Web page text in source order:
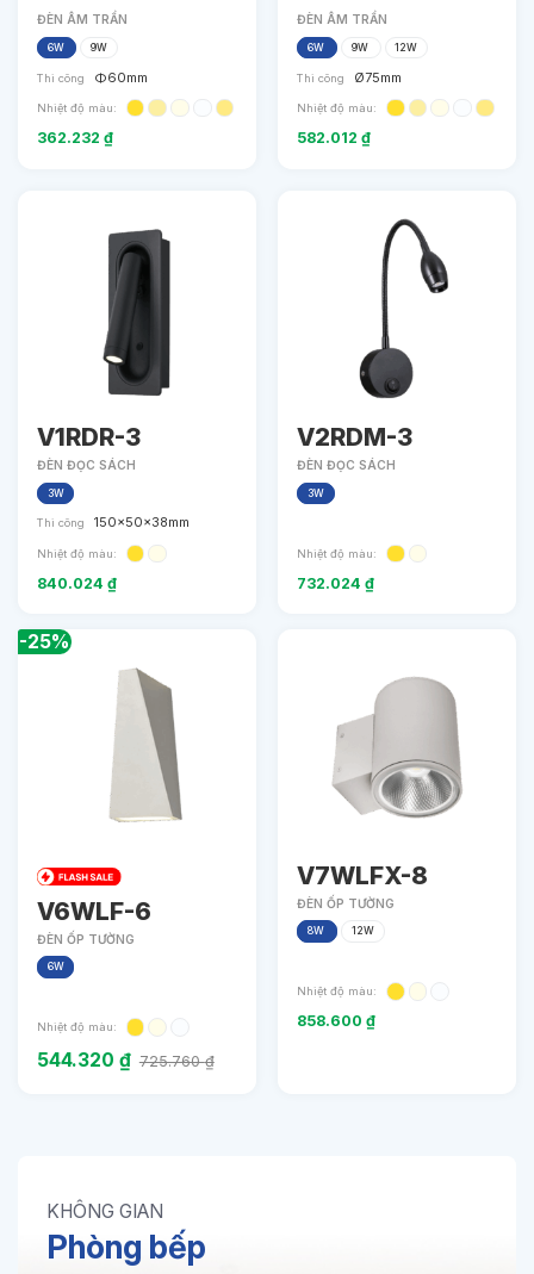
ĐÈN ÂM TRẦN
Thi công Φ60mm
6W 9W
Nhiệt độ màu:
362.232 ₫
ĐÈN ÂM TRẦN
Thi công Ø75mm
6W 9W 12W
Nhiệt độ màu:
582.012₫
V1RDR-3
ĐÈN ĐỌC SÁCH
Thi công 150x50x38mm
3W
Nhiệt độ màu:
840.024 ₫
V2RDM-3
ĐÈN ĐỌC SÁCH
3W
Nhiệt độ màu:
732.024₫
-25%
V6WLF-6
ĐÈN ỐP TƯỜNG
6W
Nhiệt độ màu:
544.320 ₫ 725.760₫
V7WLFX-8
ĐÈN ỐP TƯỜNG
8W 12W
Nhiệt độ màu:
858.600₫
KHÔNG GIAN
Phòng bếp